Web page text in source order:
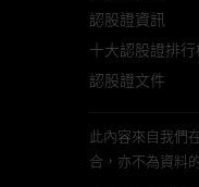
認股證資訊
十大認股證排行
認股證文件
此內容來自我們
合，亦不為資料